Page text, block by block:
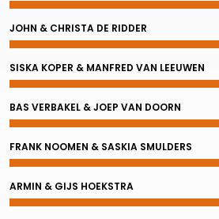
JOHN & CHRISTA DE RIDDER
SISKA KOPER & MANFRED VAN LEEUWEN
BAS VERBAKEL & JOEP VAN DOORN
FRANK NOOMEN & SASKIA SMULDERS
ARMIN & GIJS HOEKSTRA